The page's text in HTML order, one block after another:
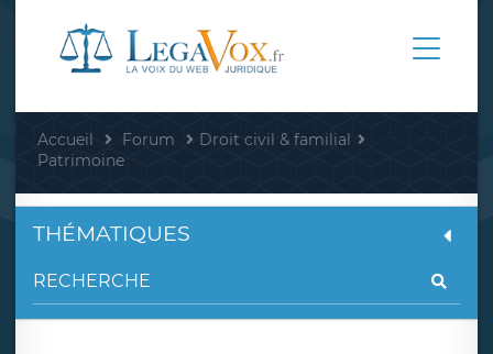
Accueil Forum
Droit civil & familial
Patrimoine
THÉMATIQUES